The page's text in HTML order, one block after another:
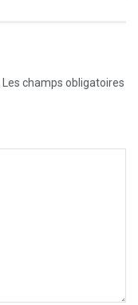
Les champs obligatoires